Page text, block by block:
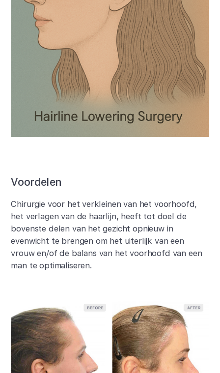
Voordelen
Chirurgie voor het verkleinen van het voorhoofd,
het verlagen van de haarlijn, heeft tot doel de
bovenste delen van het gezicht opnieuw in
evenwicht te brengen om het uiterlijk van een
vrouw en/of de balans van het voorhoofd van een
man te optimaliseren.